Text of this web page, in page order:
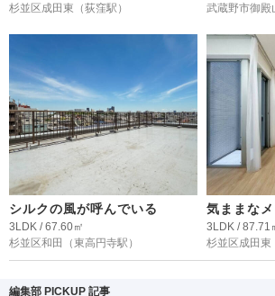
杉並区成田東 （荻窪駅）
武蔵野市御殿
シルクの風が呼んでいる
3LDK / 67.60㎡
杉並区和田
（東高円寺駅）
気ままな
3LDK / 87.71
杉並区成田東
編集部 PICKUP 記事